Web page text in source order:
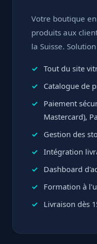
Votre boutique
produits aux
la Suisse.
Tout du site
Catalogue de
Paiement
Mastercard),
Gestion des
Intégration
Dashboard
Formation à
Livraison dès